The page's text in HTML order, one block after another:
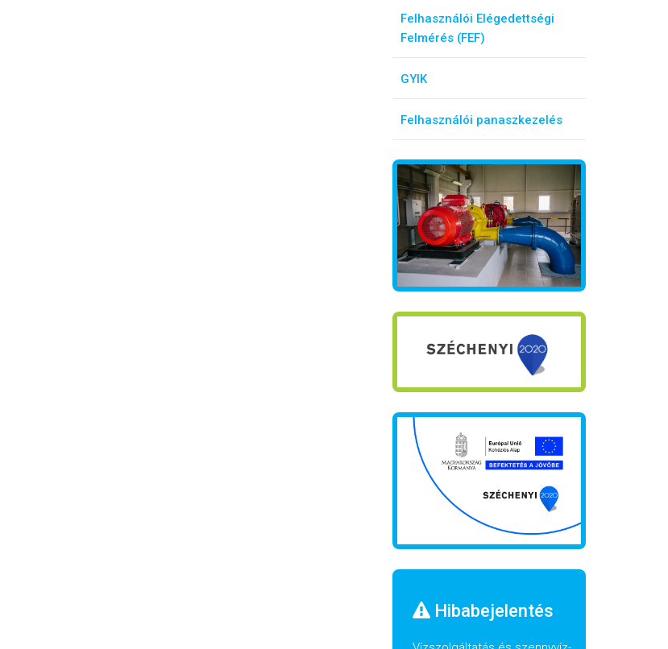
Felhasználói Elégedettségi
Felmérés (FEF)
GYIK
Felhasználói panaszkezelés
Hibabejelentés